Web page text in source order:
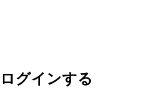
グインする